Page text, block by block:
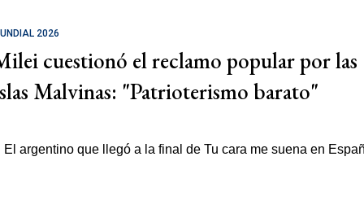
2026
cuestionó el reclamo popular por las
Malvinas: "Patrioterismo barato"